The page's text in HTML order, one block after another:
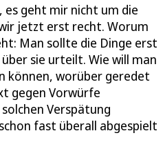
es geht mir nicht um die
jetzt erst recht. Worum
Man sollte die Dinge erst
sie urteilt. Wie will man
können, worüber geredet
gegen Vorwürfe
Verspätung
fast überall abgespielt